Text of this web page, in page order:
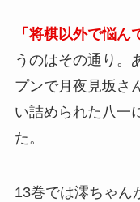
「将棋以外で悩ん
うのはその通り。
プンで月夜見坂さ
い詰められた八一
た。
13巻では澪ちゃん